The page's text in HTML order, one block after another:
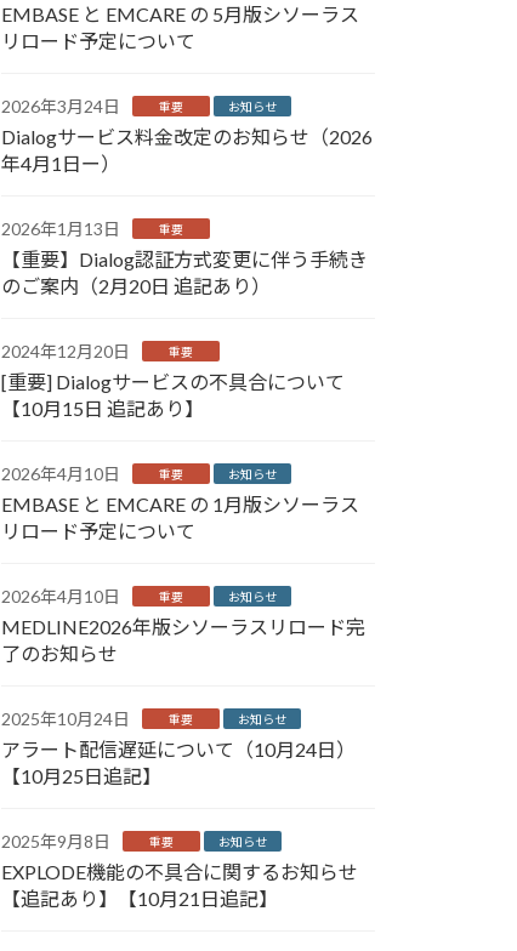
EMBASE と EMCARE の 5月版シソーラス
リロード予定について
2026年3月24日 重要 お知らせ
Dialogサービス料金改定のお知らせ（2026
年4月1日ー）
2026年1月13日 重要
【重要】Dialog認証方式変更に伴う手続き
のご案内（2月20日 追記あり）
2024年12月20日 重要
[重要] Dialogサービスの不具合について
【10月15日 追記あり】
2026年4月10日 重要 お知らせ
EMBASE と EMCARE の 1月版シソーラス
リロード予定について
2026年4月10日 重要 お知らせ
MEDLINE2026年版シソーラスリロード完
了のお知らせ
2025年10月24日 重要 お知らせ
アラート配信遅延について（10月24日）
【10月25日追記】
2025年9月8日 重要 お知らせ
EXPLODE機能の不具合に関するお知らせ
【追記あり】【10月21日追記】